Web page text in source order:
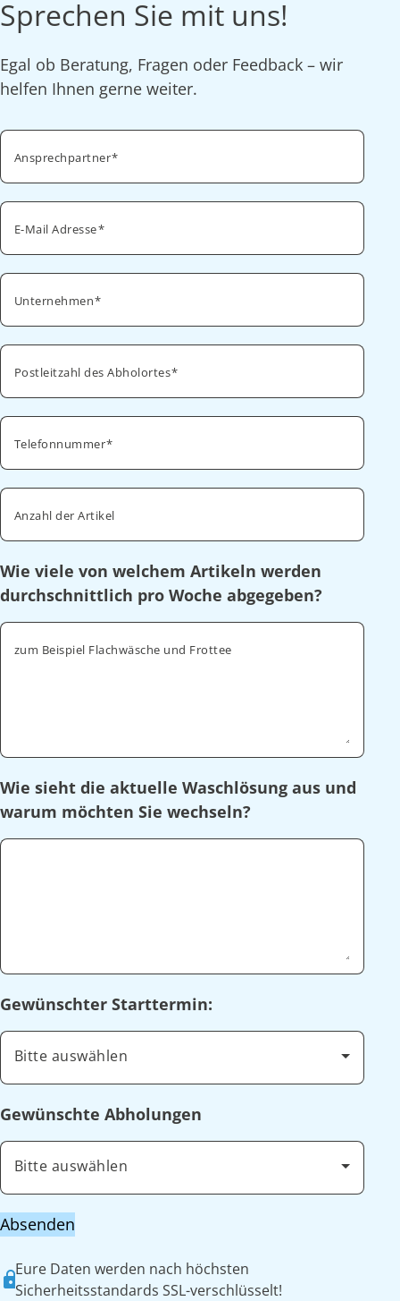
Sprechen Sie mit uns!
Egal ob Beratung, Fragen oder Feedback – wir
helfen Ihnen gerne weiter.
Ansprechpartner
E-Mail Adresse
Unternehmen
Postleitzahl des Abholortes
Telefonnummer
Anzahl der Artikel
Wie viele von welchem Artikeln werden
durchschnittlich pro Woche abgegeben?
zum Beispiel Flachwäsche und Frottee
Wie sieht die aktuelle Waschlösung aus und
warum möchten Sie wechseln?
Gewünschter Starttermin:
Bitte auswählen
Gewünschte Abholungen
Bitte auswählen
Absenden
Eure Daten werden nach höchsten
Sicherheitsstandards SSL-verschlüsselt!